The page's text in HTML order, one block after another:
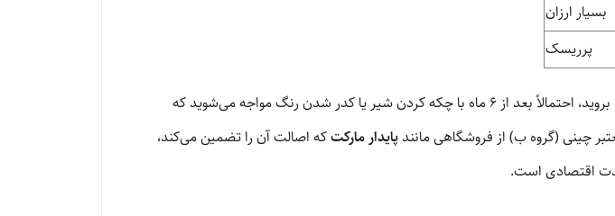
بسیار ارزان
پرریسک
فرض کنید می‌خواهید شیرآلات یک واحد آپارتمان را تعویض کنید. اگر سراغ گروه «ج» بروید، احتمالاً بعد از ۶ ماه با چکه کردن شیر یا کدر شدن رنگ مواجه می‌شوید که
چینی (گروه ب) از فروشگاهی مانندپایدار مارکتکه اصالت آن را تضمین می‌کند،
اقتصادی است.